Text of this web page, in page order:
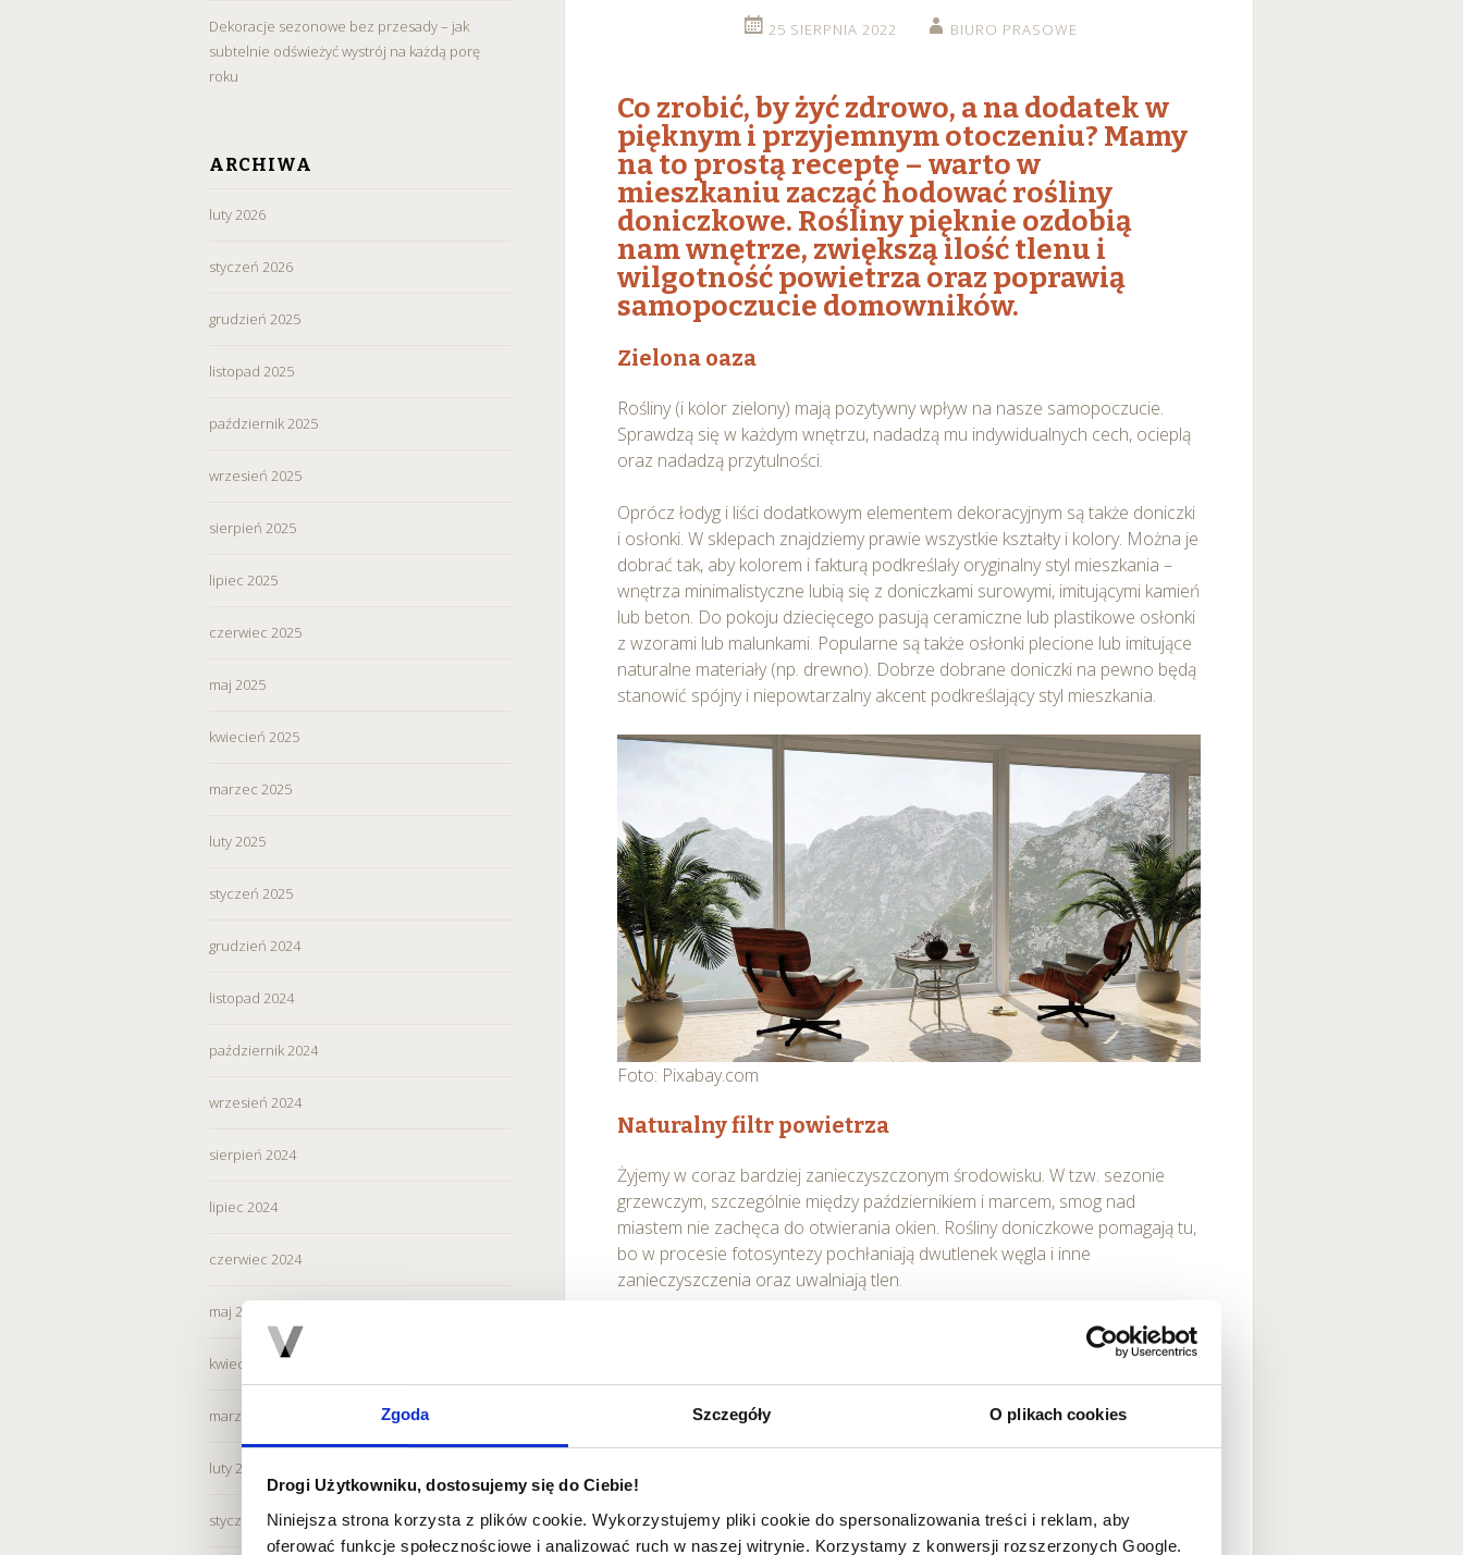
Zgoda Szczegóły O plikach cookies
Drogi Użytkowniku, dostosujemy się do Ciebie!
Niniejsza strona korzysta z plików cookie. Wykorzystujemy pliki cookie do spersonalizowania treści i reklam, aby
oferować funkcje społecznościowe i analizować ruch w naszej witrynie. Korzystamy z konwersji rozszerzonych Google.
Dekoracje sezonowe bez przesady – jak
subtelnie odświeżyć wystrój na każdą porę
roku
ARCHIWA
luty 2026
styczeń 2026
grudzień 2025
listopad 2025
październik 2025
wrzesień 2025
sierpień 2025
lipiec 2025
czerwiec 2025
maj 2025
kwiecień 2025
marzec 2025
luty 2025
styczeń 2025
grudzień 2024
listopad 2024
październik 2024
wrzesień 2024
sierpień 2024
lipiec 2024
czerwiec 2024
maj 2024
kwiecień 2024
marzec 2024
luty 2024
styczeń 2024
25 SIERPNIA 2022 BIURO PRASOWE
Co zrobić, by żyć zdrowo, a na dodatek w
pięknym i przyjemnym otoczeniu? Mamy
na to prostą receptę – warto w
mieszkaniu zacząć hodować rośliny
doniczkowe. Rośliny pięknie ozdobią
nam wnętrze, zwiększą ilość tlenu i
wilgotność powietrza oraz poprawią
samopoczucie domowników.
Zielona oaza
Rośliny (i kolor zielony) mają pozytywny wpływ na nasze samopoczucie.
Sprawdzą się w każdym wnętrzu, nadadzą mu indywidualnych cech, ocieplą
oraz nadadzą przytulności.
Oprócz łodyg i liści dodatkowym elementem dekoracyjnym są także doniczki
i osłonki. W sklepach znajdziemy prawie wszystkie kształty i kolory. Można je
dobrać tak, aby kolorem i fakturą podkreślały oryginalny styl mieszkania –
wnętrza minimalistyczne lubią się z doniczkami surowymi, imitującymi kamień
lub beton. Do pokoju dziecięcego pasują ceramiczne lub plastikowe osłonki
z wzorami lub malunkami. Popularne są także osłonki plecione lub imitujące
naturalne materiały (np. drewno). Dobrze dobrane doniczki na pewno będą
stanowić spójny i niepowtarzalny akcent podkreślający styl mieszkania.
Foto: Pixabay.com
Naturalny filtr powietrza
Żyjemy w coraz bardziej zanieczyszczonym środowisku. W tzw. sezonie
grzewczym, szczególnie między październikiem i marcem, smog nad
miastem nie zachęca do otwierania okien. Rośliny doniczkowe pomagają tu,
bo w procesie fotosyntezy pochłaniają dwutlenek węgla i inne
zanieczyszczenia oraz uwalniają tlen.
Wśród roślin, które szczególnie efektywnie produkują tlen pod wpływem
światła słonecznego, znajdują się nawet te zalecane oficjalnie ze względu
na działanie antysmogowe:
bluszcz pospolity (Hedera helix)
figowiec Benjamina